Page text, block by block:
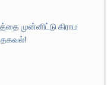
முன்னிட்டு கிராம
தகவல்!